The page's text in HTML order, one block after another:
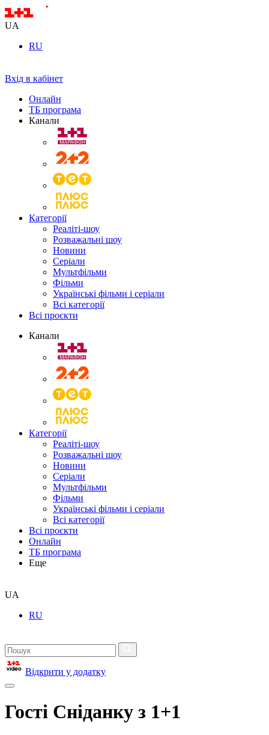
UA
RU
Вхід в кабінет
Онлайн
ТБ програма
Канали
Категорії
Реаліті-шоу
Розважальні шоу
Новини
Серіали
Мультфільми
Фільми
Українські фільми і серіали
Всі категорії
Всі проєкти
Канали
Категорії
Реаліті-шоу
Розважальні шоу
Новини
Серіали
Мультфільми
Фільми
Українські фільми і серіали
Всі категорії
Всі проєкти
Онлайн
ТБ програма
Еще
UA
RU
Відкрити у додатку
Гості Сніданку з 1+1